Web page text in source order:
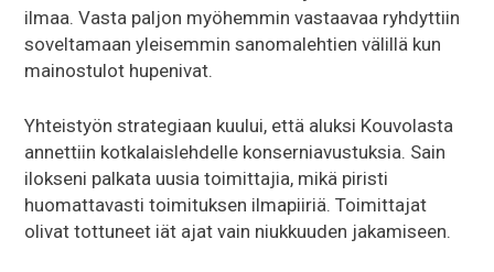
ilmaa. Vasta paljon myöhemmin vastaavaa ryhdyttiin
soveltamaan yleisemmin sanomalehtien välillä kun
mainostulot hupenivat.
Yhteistyön strategiaan kuului, että aluksi Kouvolasta
annettiin kotkalaislehdelle konserniavustuksia. Sain
ilokseni palkata uusia toimittajia, mikä piristi
huomattavasti toimituksen ilmapiiriä. Toimittajat
olivat tottuneet iät ajat vain niukkuuden jakamiseen.